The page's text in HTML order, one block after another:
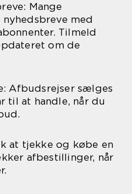
Mange
med
Tilmeld
om de
Afbudsrejser sælges
til at handle, når du
at tjekke og købe en
afbestillinger, når